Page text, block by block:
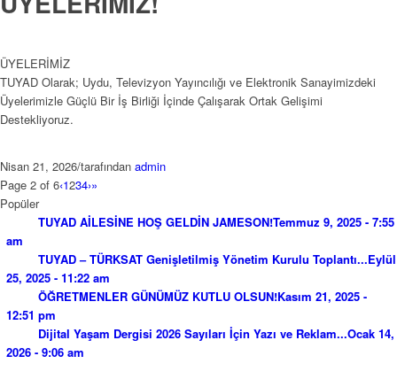
ÜYELERİMİZ
TUYAD Olarak; Uydu, Televizyon Yayıncılığı ve Elektronik Sanayimizdeki
Üyelerimizle Güçlü Bir İş Birliği İçinde Çalışarak Ortak Gelişimi
Destekliyoruz.
Nisan 21, 2026/tarafından admin
Page 2 of 6‹1234›»
Popüler
TUYAD AİLESİNE HOŞ GELDİN JAMESON!Temmuz 9, 2025 - 7:55
am
TUYAD – TÜRKSAT Genişletilmiş Yönetim Kurulu Toplantı...Eylül
25, 2025 - 11:22 am
ÖĞRETMENLER GÜNÜMÜZ KUTLU OLSUN!Kasım 21, 2025 -
12:51 pm
Dijital Yaşam Dergisi 2026 Sayıları İçin Yazı ve Reklam...Ocak 14,
2026 - 9:06 am